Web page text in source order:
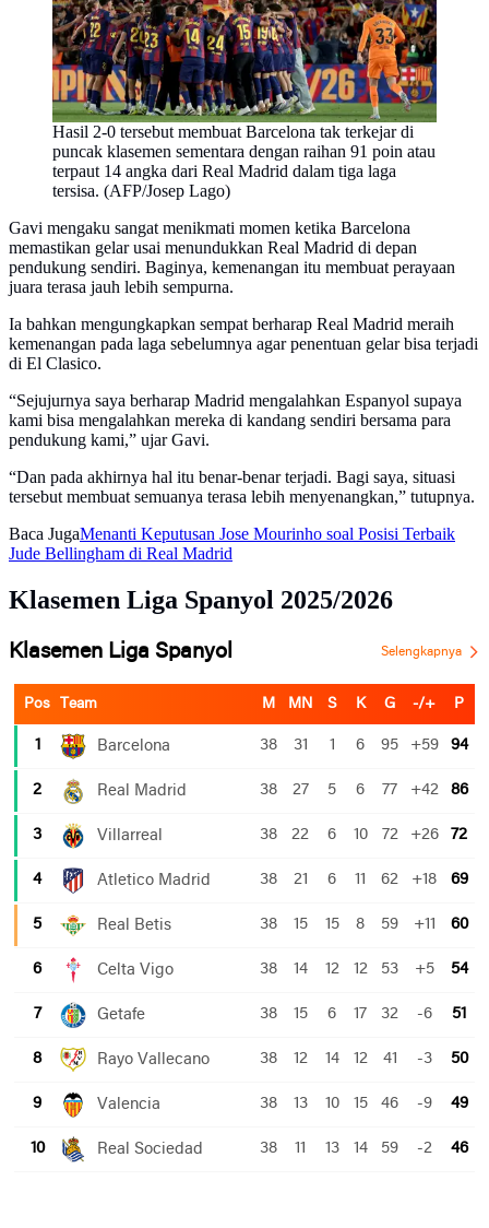
Hasil 2-0 tersebut membuat Barcelona tak terkejar di
puncak klasemen sementara dengan raihan 91 poin atau
terpaut 14 angka dari Real Madrid dalam tiga laga
tersisa. (AFP/Josep Lago)
Gavi mengaku sangat menikmati momen ketika Barcelona
memastikan gelar usai menundukkan Real Madrid di depan
pendukung sendiri. Baginya, kemenangan itu membuat perayaan
juara terasa jauh lebih sempurna.
Ia bahkan mengungkapkan sempat berharap Real Madrid meraih
kemenangan pada laga sebelumnya agar penentuan gelar bisa terjadi
di El Clasico.
“Sejujurnya saya berharap Madrid mengalahkan Espanyol supaya
kami bisa mengalahkan mereka di kandang sendiri bersama para
pendukung kami,” ujar Gavi.
“Dan pada akhirnya hal itu benar-benar terjadi. Bagi saya, situasi
tersebut membuat semuanya terasa lebih menyenangkan,” tutupnya.
Baca JugaMenanti Keputusan Jose Mourinho soal Posisi Terbaik
Jude Bellingham di Real Madrid
Klasemen Liga Spanyol 2025/2026